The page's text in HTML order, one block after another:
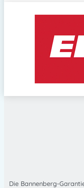
Die Bannenberg-